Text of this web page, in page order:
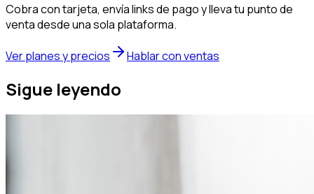
Cobra con tarjeta, envía links de pago y lleva tu punto de
venta desde una sola plataforma.
Ver planes y precios Hablar con ventas
Sigue leyendo